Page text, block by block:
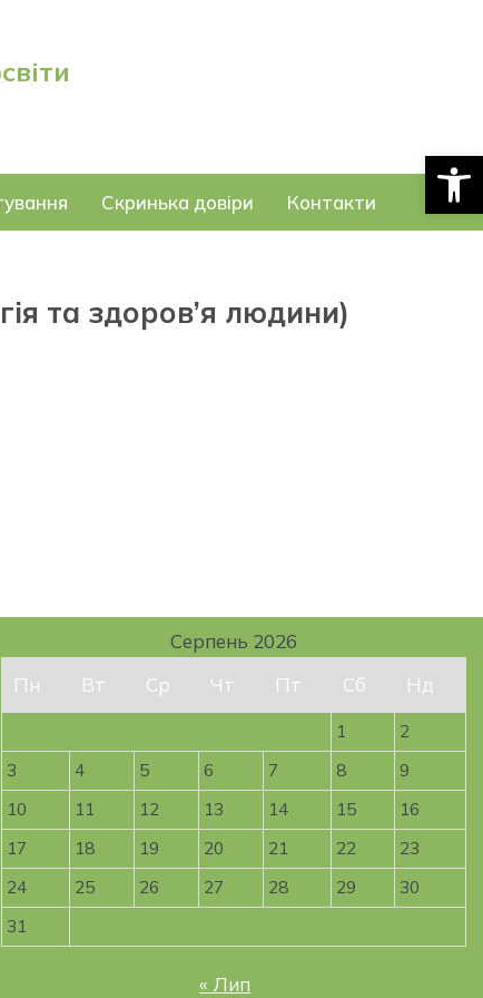
Скринька довіри Контакти
та здоров’я людини)
Серпень 2026
Пн
Вт Ср Чт Пт Сб Нд
1
2
3
4 5 6 7 8
9
10
11 12 13 14 15
16
17
18 19 20 21 22
23
24
25 26 27 28 29
30
31
« Лип